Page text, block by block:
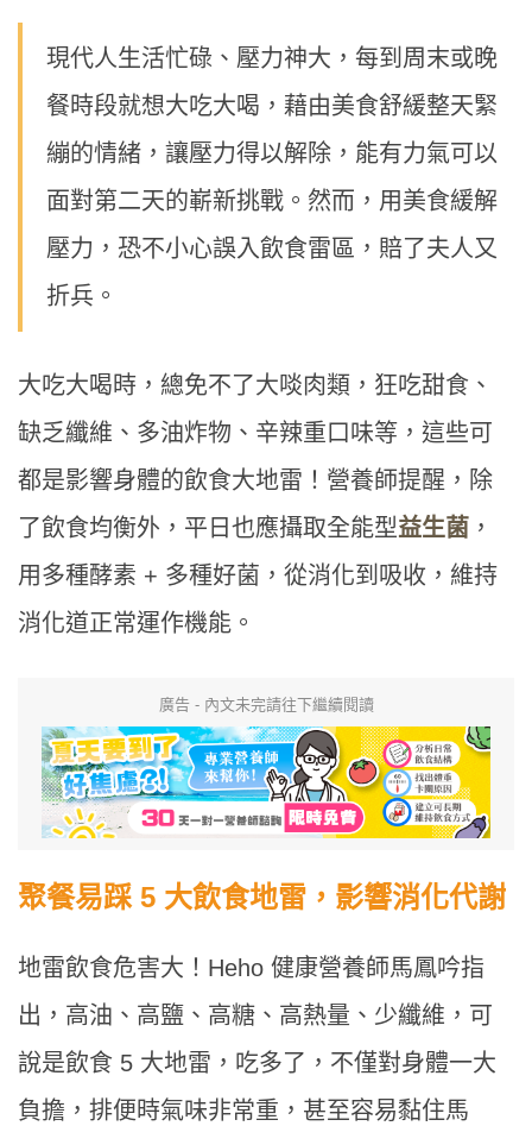
現代人生活忙碌、壓力神大，每到周末或晚
餐時段就想大吃大喝，藉由美食舒緩整天緊
繃的情緒，讓壓力得以解除，能有力氣可以
面對第二天的嶄新挑戰。然而，用美食緩解
壓力，恐不小心誤入飲食雷區，賠了夫人又
折兵。
大吃大喝時，總免不了大啖肉類，狂吃甜食、
缺乏纖維、多油炸物、辛辣重口味等，這些可
都是影響身體的飲食大地雷！營養師提醒，除
了飲食均衡外，平日也應攝取全能型益生菌 ，
用多種酵素 + 多種好菌，從消化到吸收，維持
消化道正常運作機能。
廣告 - 內文未完請往下繼續閱讀
聚餐易踩 5 大飲食地雷，影響消化代謝
地雷飲食危害大！Heho 健康營養師馬鳳吟指
出，高油、高鹽、高糖、高熱量、少纖維，可
說是飲食 5 大地雷，吃多了，不僅對身體一大
負擔，排便時氣味非常重，甚至容易黏住馬